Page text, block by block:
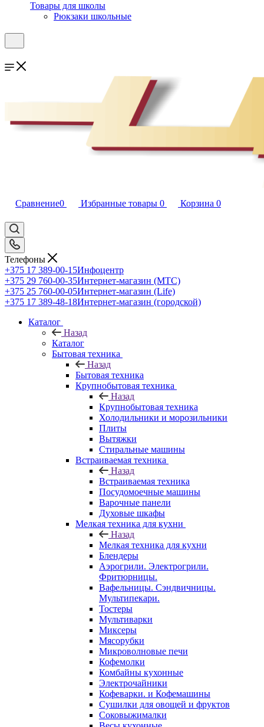
Товары для школы
Рюкзаки школьные
Сравнение0 Избранные товары 0 Корзина 0
Телефоны
+375 17 389-00-15Инфоцентр
+375 29 760-00-35Интернет-магазин (МТС)
+375 25 760-00-05Интернет-магазин (Life)
+375 17 389-48-18Интернет-магазин (городской)
Каталог
Назад
Каталог
Бытовая техника
Назад
Бытовая техника
Крупнобытовая техника
Назад
Крупнобытовая техника
Холодильники и морозильники
Плиты
Вытяжки
Стиральные машины
Встраиваемая техника
Назад
Встраиваемая техника
Посудомоечные машины
Варочные панели
Духовые шкафы
Мелкая техника для кухни
Назад
Мелкая техника для кухни
Блендеры
Аэрогрили. Электрогрили.
Фритюрницы.
Вафельницы. Сэндвичницы.
Мультипекари.
Тостеры
Мультиварки
Миксеры
Мясорубки
Микроволновые печи
Кофемолки
Комбайны кухонные
Электрочайники
Кофеварки. и Кофемашины
Сушилки для овощей и фруктов
Соковыжималки